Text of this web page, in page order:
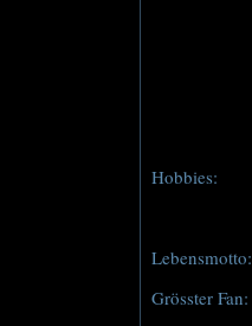
Hobbies:
Lebensmotto:
Grösster Fan: